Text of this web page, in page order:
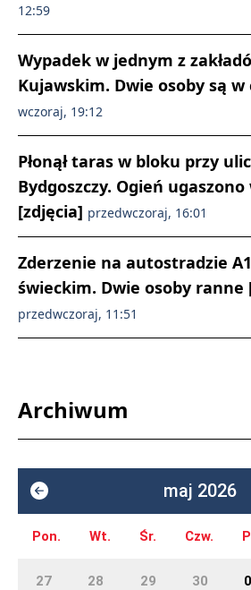
12:59
Wypadek w jednym z
Kujawskim. Dwie osoby są
wczoraj, 19:12
Płonął taras w bloku przy
Bydgoszczy. Ogień
[zdjęcia] przedwczoraj, 16:01
Zderzenie na autostradzie
świeckim. Dwie osoby
przedwczoraj, 11:51
Archiwum
maj 2026
Pon. Wt. Śr. Czw.
27 28 29 30